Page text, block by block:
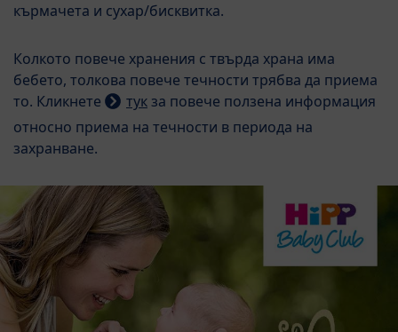
кърмачета и сухар/бисквитка.
Колкото повече хранения с твърда храна има
бебето, толкова повече течности трябва да приема
то. Кликнете
тукза повече ползена информация
относно приема на течности в периода на
захранване.